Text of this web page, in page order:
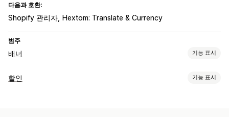
다음과 호환:
Shopify 관리자 Hextom: Translate & Currency
범주
배너 기능 표시
배너 유형
할인 기능 표시